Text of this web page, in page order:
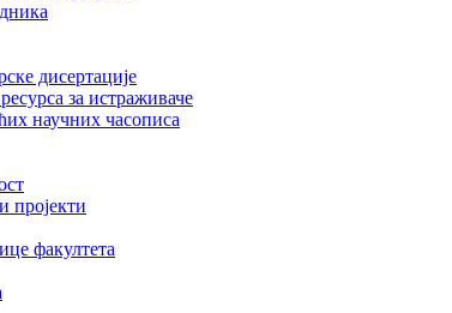
дисертације
за истраживаче
научних часописа
пројекти
факултета